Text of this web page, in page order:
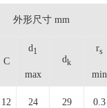
外形尺寸 mm
C
d1
max
dk
rs
min
12 24 29 0.3